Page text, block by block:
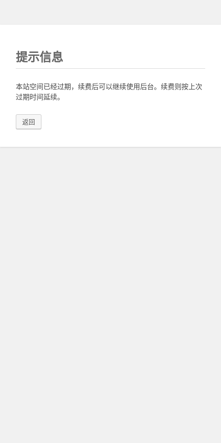
提示信息
本站空间已经过期，续费后可以继续使用后台。续费则按上次
过期时间延续。
返回